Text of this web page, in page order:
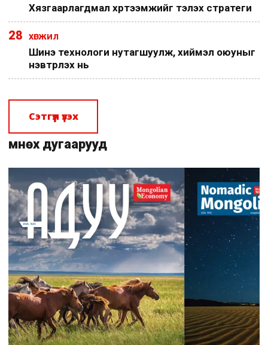
Хязгаарлагдмал хүртээмжийг тэлэх стратеги
28 ХӨГЖИЛ
Шинэ технологи нутагшуулж, хиймэл оюуныг
нэвтрүүлэх нь
Сэтгүүл үзэх
Өмнөх дугаарууд